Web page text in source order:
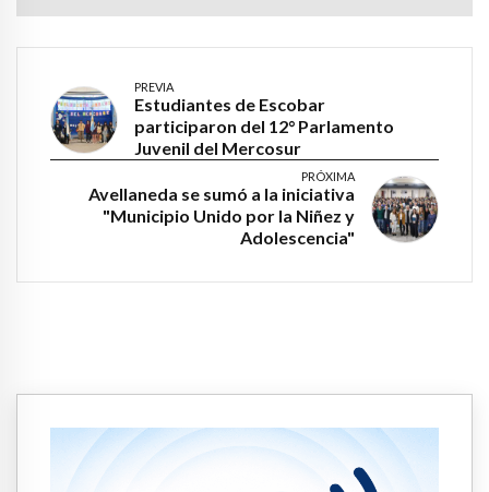
PREVIA
Estudiantes de Escobar
participaron del 12° Parlamento
Juvenil del Mercosur
PRÓXIMA
Avellaneda se sumó a la iniciativa
"Municipio Unido por la Niñez y
Adolescencia"